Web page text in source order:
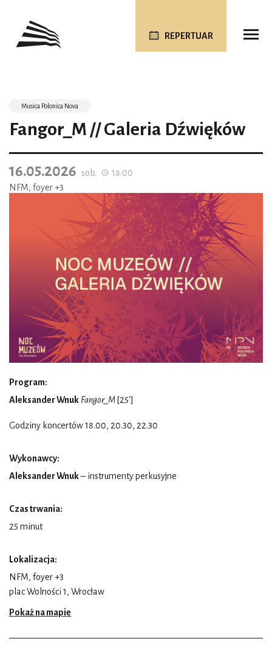
REPERTUAR
Musica Polonica Nova
Fangor_M // Galeria Dźwięków
16.05.2026 sob.
18:00
NFM, foyer +3
Program:
Aleksander Wnuk Fangor_M [25']
Godziny koncertów 18.00, 20.30, 22.30
Wykonawcy:
Aleksander Wnuk– instrumenty perkusyjne
Czas trwania:
25 minut
Lokalizacja:
NFM, foyer +3
plac Wolności 1, Wrocław
Pokaż na mapie